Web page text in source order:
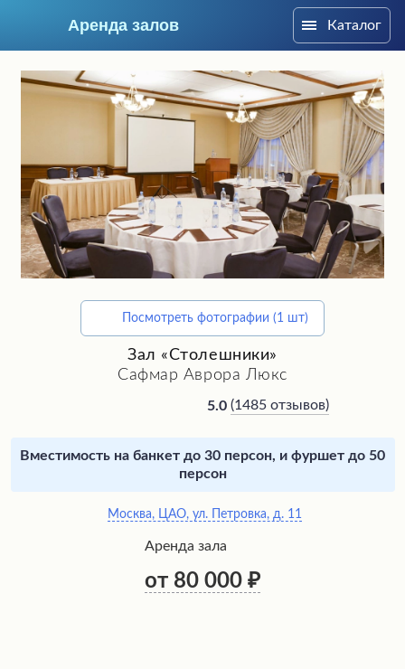
Аренда залов
Подберите мне зал
Каталог
Посмотреть фотографии (1 шт)
Зал «Столешники»
Сафмар Аврора Люкс
5.0 (1485 отзывов)
Вместимость на банкет до 30 персон, и фуршет до 50
персон
Москва, ЦАО, ул. Петровка, д. 11
Аренда зала
от 80 000